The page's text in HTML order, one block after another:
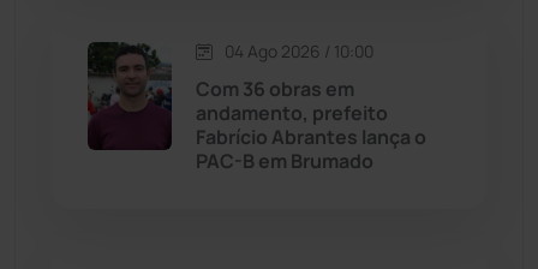
Malhada
Malhada de Pedras
04 Ago 2026 / 10:00
Com 36 obras em
andamento, prefeito
Fabrício Abrantes lança o
PAC-B em Brumado